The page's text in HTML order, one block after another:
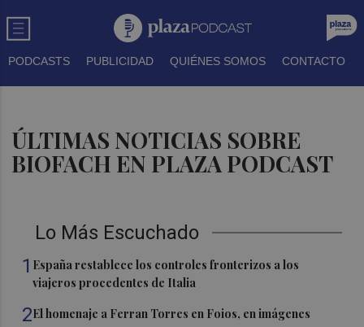
PODCASTS PUBLICIDAD QUIÉNES SOMOS CONTACTO
ÚLTIMAS NOTICIAS SOBRE
BIOFACH EN PLAZA PODCAST
Lo Más Escuchado
1 España restablece los controles fronterizos a los
viajeros procedentes de Italia
2El homenaje a Ferran Torres en Foios, en imágenes